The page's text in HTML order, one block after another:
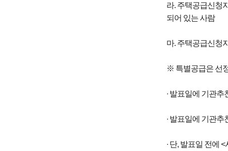
라. 주택공급신청
되어 있는 사람
마. 주택공급신청
※ 특별공급은 선
∙ 발표일에 기관
∙ 발표일에 기관
∙ 단, 발표일 전에